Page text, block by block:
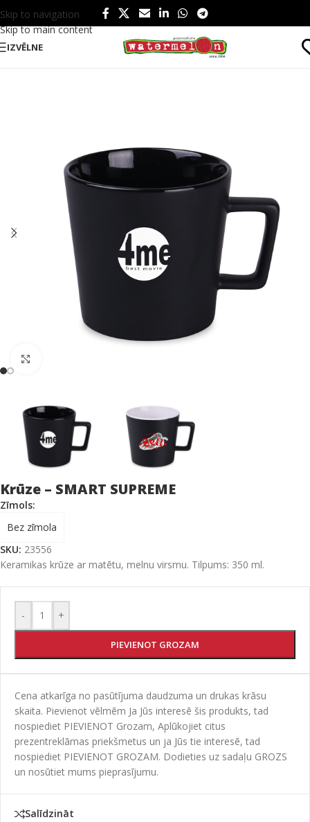
Skip to navigation
Skip to main content
IZVĒLNE
Sākums/ Ēšanai un dzeršanai/ Dzērieniem
Krūze – SMART SUPREME
Zīmols:
Bez zīmola
SKU: 23556
Keramikas krūze ar matētu, melnu virsmu. Tilpums: 350 ml.
- +
PIEVIENOT GROZAM
Cena atkarīga no pasūtījuma daudzuma un drukas krāsu
skaita. Pievienot vēlmēm Ja Jūs interesē šis produkts, tad
nospiediet PIEVIENOT Grozam, Aplūkojiet citus
prezentreklāmas priekšmetus un ja Jūs tie interesē, tad
nospiediet PIEVIENOT GROZAM. Dodieties uz sadaļu GROZS
un nosūtiet mums pieprasījumu.
Salīdzināt